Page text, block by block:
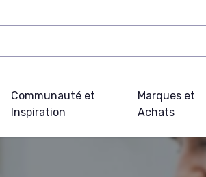
Communauté et
Inspiration
Marques et
Achats